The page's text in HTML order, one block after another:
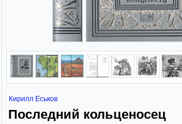
Кирилл Еськов
Последний кольценосец